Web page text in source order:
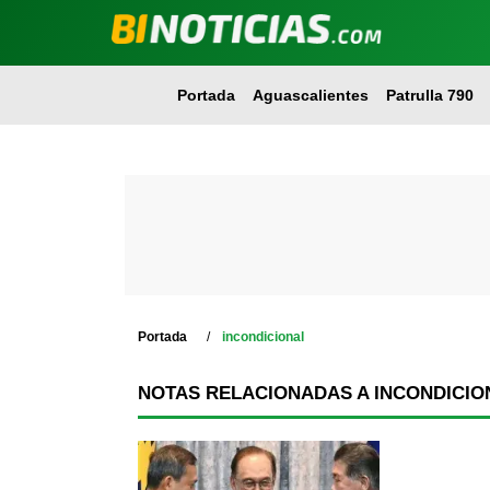
Portada Aguascalientes Patrulla 790
Portada incondicional
NOTAS RELACIONADAS A